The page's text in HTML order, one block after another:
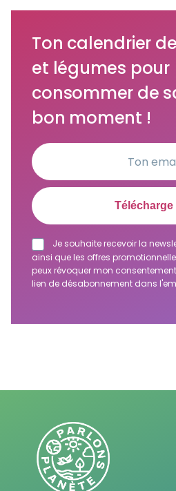
Ton calendrier
et légumes pour
consommer de
bon moment !
Je souhaite recevoir la
ainsi que les offres
peux révoquer mon
lien de désabonnement dans